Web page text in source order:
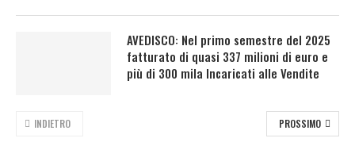
AVEDISCO: Nel primo semestre del 2025
fatturato di quasi 337 milioni di euro e
più di 300 mila Incaricati alle Vendite
INDIETRO PROSSIMO